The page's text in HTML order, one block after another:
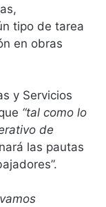
tipo de tarea
en obras
y Servicios
“tal como lo
de
las pautas